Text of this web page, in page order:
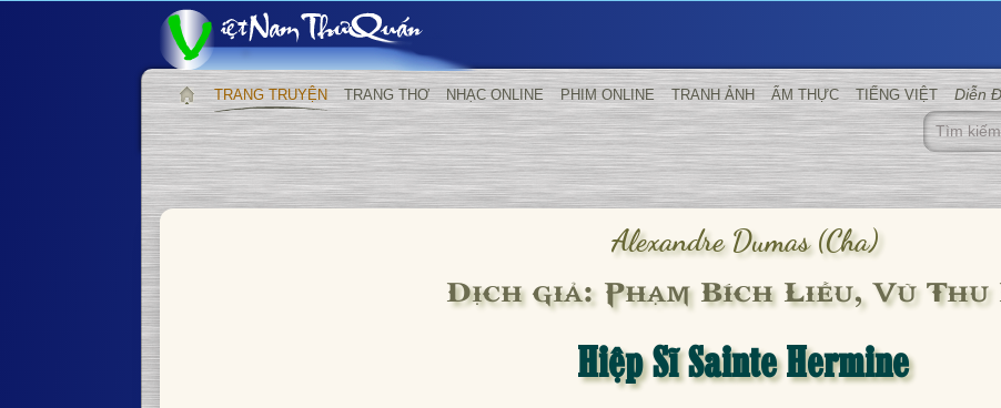
TRANG TRUYỆN TRANG THƠ NHẠC ONLINE PHIM ONLINE TRANH ẢNH ẨM THỰC TIẾNG VIỆT Diễn
Alexandre Dumas (cha)
Dịch giả: Phạm Bích Liễu, Vũ Thu
Hiệp Sĩ Sainte Hermine